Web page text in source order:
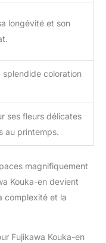
longévité et son
splendide coloration
ses fleurs délicates
au printemps.
magnifiquement
Kouka-en devient
complexité et la
Fujikawa Kouka-en